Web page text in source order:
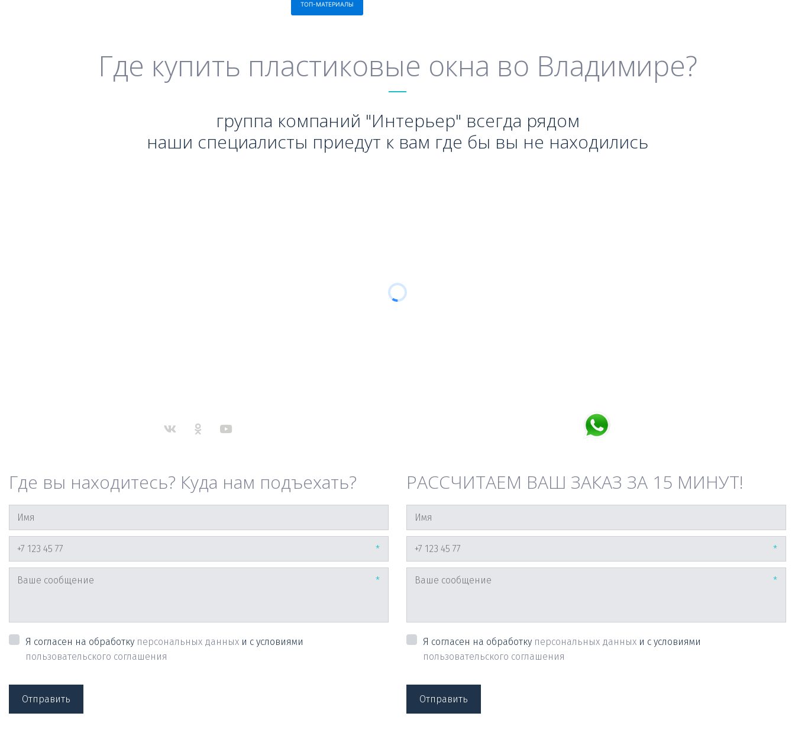
ТОП-МАТЕРИАЛЫ
Где купить пластиковые окна во Владимире?
группа компаний "Интерьер" всегда рядом
наши специалисты приедут к вам где бы вы не находились
Где вы находитесь? Куда нам подъехать?
*
*
Я согласен на обработку персональных данных и с условиями
пользовательского соглашения
Отправить
РАССЧИТАЕМ ВАШ ЗАКАЗ ЗА 15 МИНУТ!
*
*
Я согласен на обработку персональных данных и с условиями
пользовательского соглашения
Отправить